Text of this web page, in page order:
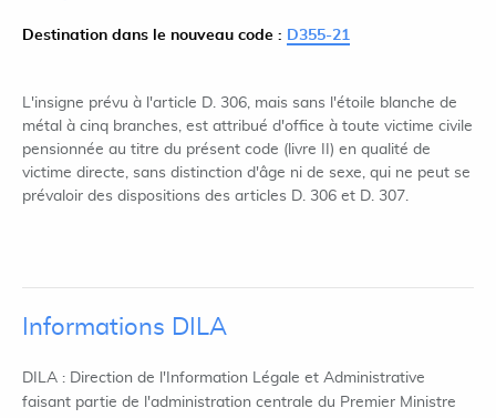
Destination dans le nouveau code : D355-21
L'insigne prévu à l'article D. 306, mais sans l'étoile blanche de
métal à cinq branches, est attribué d'office à toute victime civile
pensionnée au titre du présent code (livre II) en qualité de
victime directe, sans distinction d'âge ni de sexe, qui ne peut se
prévaloir des dispositions des articles D. 306 et D. 307.
Informations DILA
DILA : Direction de l'Information Légale et Administrative
faisant partie de l'administration centrale du Premier Ministre